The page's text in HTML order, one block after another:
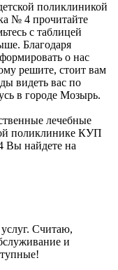
поликлиникой
№ 4 прочитайте
с таблицей
Благодаря
о нас
решите, стоит вам
видеть вас по
в городе Мозырь.
лечебные
поликлинике КУП
Вы найдете на
Считаю,
и